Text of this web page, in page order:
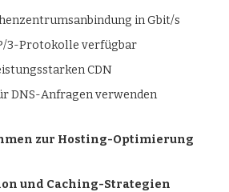
in Gbit/s
3-Protokolle verfügbar
CDN
DNS-Anfragen verwenden
zur Hosting-Optimierung
und Caching-Strategien